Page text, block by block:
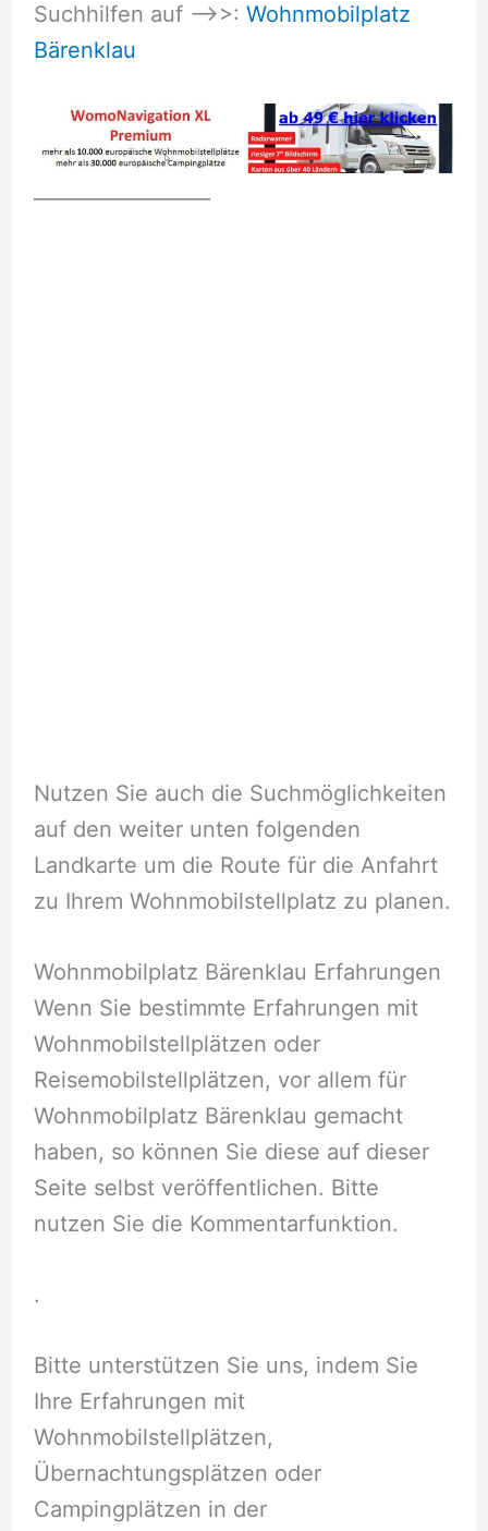
Suchhilfen auf –>>: Wohnmobilplatz
Bärenklau
Nutzen Sie auch die Suchmöglichkeiten
auf den weiter unten folgenden
Landkarte um die Route für die Anfahrt
zu Ihrem Wohnmobilstellplatz zu planen.
Wohnmobilplatz Bärenklau Erfahrungen
Wenn Sie bestimmte Erfahrungen mit
Wohnmobilstellplätzen oder
Reisemobilstellplätzen, vor allem für
Wohnmobilplatz Bärenklau gemacht
haben, so können Sie diese auf dieser
Seite selbst veröffentlichen. Bitte
nutzen Sie die Kommentarfunktion.
.
Bitte unterstützen Sie uns, indem Sie
Ihre Erfahrungen mit
Wohnmobilstellplätzen,
Übernachtungsplätzen oder
Campingplätzen in der